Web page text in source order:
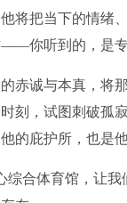
将把当下的情绪
你听到的，是
赤诚与本真，将
刻，试图刺破孤
的庇护所，也是
综合体育馆，让